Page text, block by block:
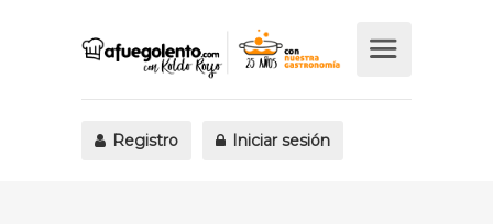
Registro Iniciar sesión